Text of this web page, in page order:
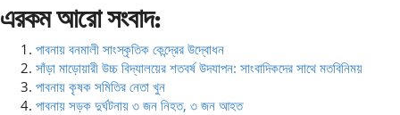
এরকম আরো সংবাদ:
পাবনায় বনমালী সাংস্কৃতিক কেন্দ্রের উদ্বোধন
সাঁড়া মাড়োয়ারী উচ্চ বিদ্যালয়ের শতবর্ষ উদযাপন: সাংবাদিকদের সাথে মতবিনিময়
পাবনায় কৃষক সমিতির নেতা খুন
পাবনায় সড়ক দুর্ঘটনায় ৩ জন নিহত, ৩ জন আহত